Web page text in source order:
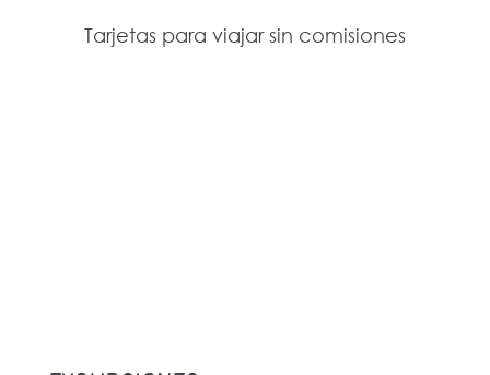
Tarjetas para viajar sin comisiones